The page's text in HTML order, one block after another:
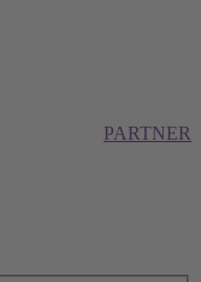
PARTNER